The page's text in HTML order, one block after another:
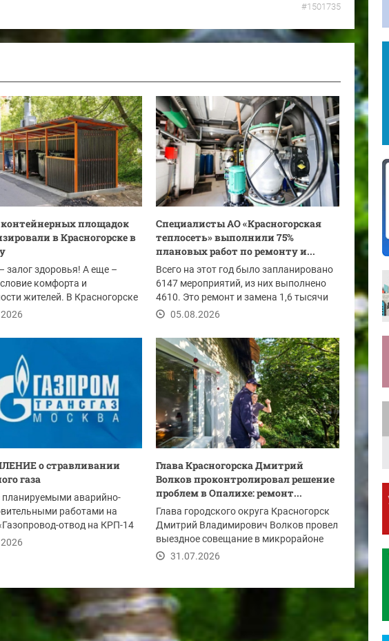
#1501735
контейнерных площадок
в Красногорске в
залог здоровья! А еще –
комфорта и
жителей. В Красногорске
провели...
Специалисты АО «Красногорская
теплосеть» выполнили 75%
плановых работ по ремонту и...
Всего на этот год было запланировано
6147 мероприятий, из них выполнено
4610. Это ремонт и замена 1,6 тысячи
погонных...
05.08.2026
о стравливании
газа
планируемыми аварийно-
работами на
отвод на КРП-14
2-я...
Глава Красногорска Дмитрий
Волков проконтролировал решение
проблем в Опалихе: ремонт...
Глава городского округа Красногорск
Дмитрий Владимирович Волков провел
выездное совещание в микрорайоне
Опалиха после...
31.07.2026